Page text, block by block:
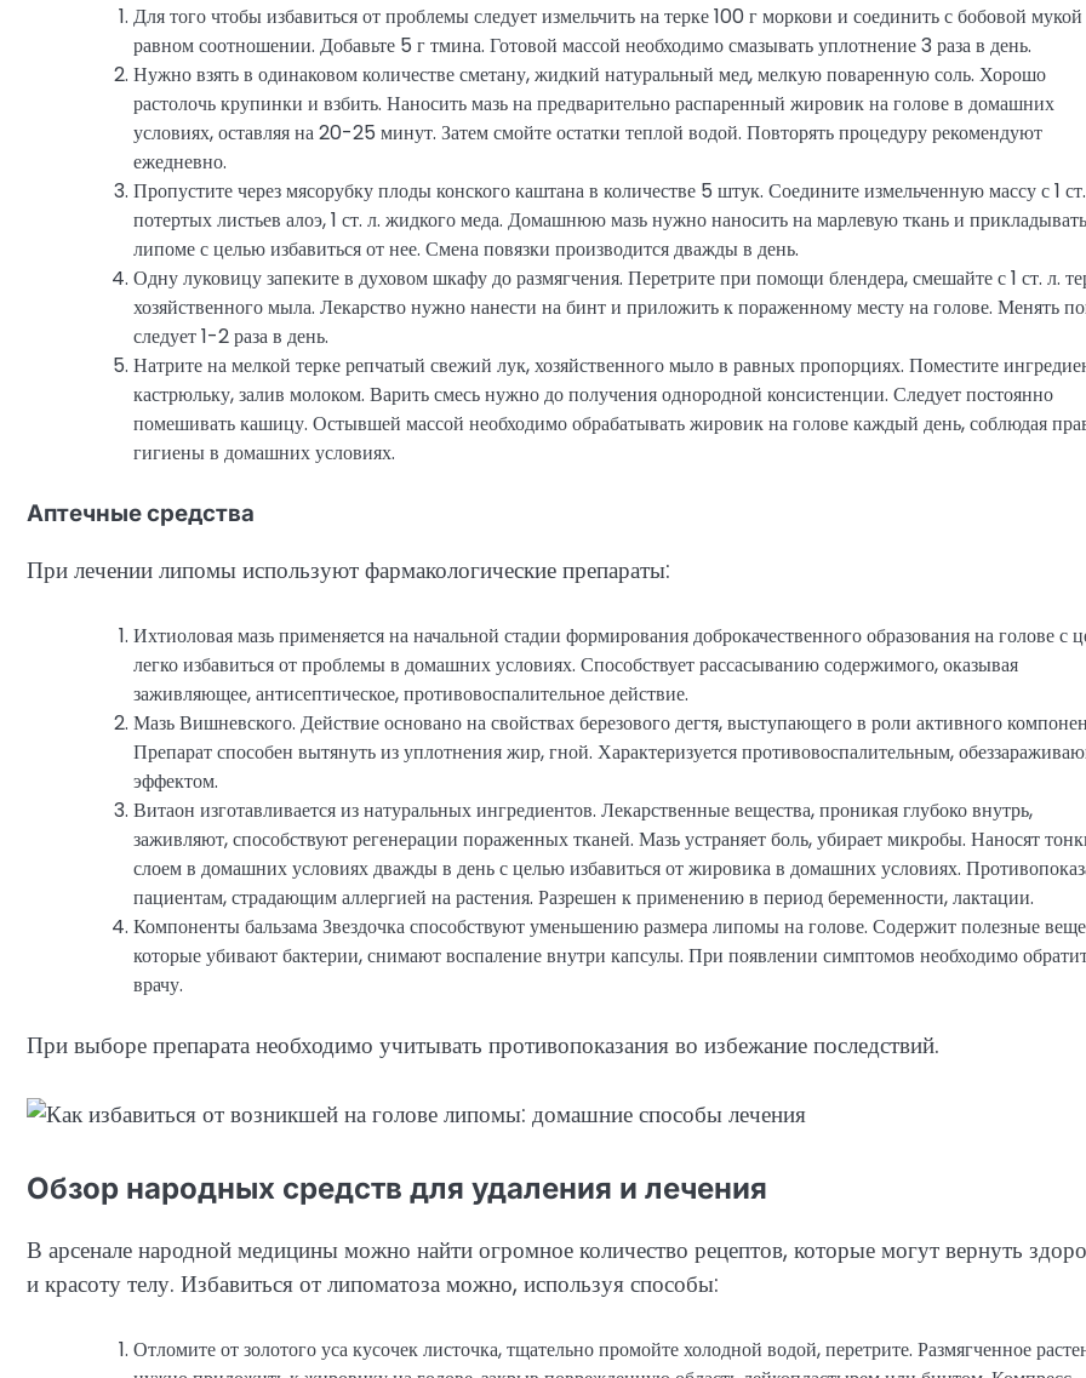
Для того чтобы избавиться от проблемы следует измельчить на терке 100 г моркови и соединить с бобовой мукой
равном соотношении. Добавьте 5 г тмина. Готовой массой необходимо смазывать уплотнение 3 раза в день.
Нужно взять в одинаковом количестве сметану, жидкий натуральный мед, мелкую поваренную соль. Хорошо
растолочь крупинки и взбить. Наносить мазь на предварительно распаренный жировик на голове в домашних
условиях, оставляя на 20-25 минут. Затем смойте остатки теплой водой. Повторять процедуру рекомендуют
ежедневно.
Пропустите через мясорубку плоды конского каштана в количестве 5 штук. Соедините измельченную массу с 1
потертых листьев алоэ, 1 ст. л. жидкого меда. Домашнюю мазь нужно наносить на марлевую ткань и
липоме с целью избавиться от нее. Смена повязки производится дважды в день.
Одну луковицу запеките в духовом шкафу до размягчения. Перетрите при помощи блендера, смешайте с 1 ст. л.
хозяйственного мыла. Лекарство нужно нанести на бинт и приложить к пораженному месту на голове. Менять
следует 1-2 раза в день.
Натрите на мелкой терке репчатый свежий лук, хозяйственного мыло в равных пропорциях. Поместите
кастрюльку, залив молоком. Варить смесь нужно до получения однородной консистенции. Следует постоянно
помешивать кашицу. Остывшей массой необходимо обрабатывать жировик на голове каждый день, соблюдая
гигиены в домашних условиях.
Аптечные средства
При лечении липомы используют фармакологические препараты:
Ихтиоловая мазь применяется на начальной стадии формирования доброкачественного образования на голове с
легко избавиться от проблемы в домашних условиях. Способствует рассасыванию содержимого, оказывая
заживляющее, антисептическое, противовоспалительное действие.
Мазь Вишневского. Действие основано на свойствах березового дегтя, выступающего в роли активного
Препарат способен вытянуть из уплотнения жир, гной. Характеризуется противовоспалительным,
эффектом.
Витаон изготавливается из натуральных ингредиентов. Лекарственные вещества, проникая глубоко внутрь,
заживляют, способствуют регенерации пораженных тканей. Мазь устраняет боль, убирает микробы. Наносят
слоем в домашних условиях дважды в день с целью избавиться от жировика в домашних условиях.
пациентам, страдающим аллергией на растения. Разрешен к применению в период беременности, лактации.
Компоненты бальзама Звездочка способствуют уменьшению размера липомы на голове. Содержит полезные
которые убивают бактерии, снимают воспаление внутри капсулы. При появлении симптомов необходимо
врачу.
При выборе препарата необходимо учитывать противопоказания во избежание последствий.
Обзор народных средств для удаления и лечения
В арсенале народной медицины можно найти огромное количество рецептов, которые могут вернуть
и красоту телу. Избавиться от липоматоза можно, используя способы:
Отломите от золотого уса кусочек листочка, тщательно промойте холодной водой, перетрите. Размягченное